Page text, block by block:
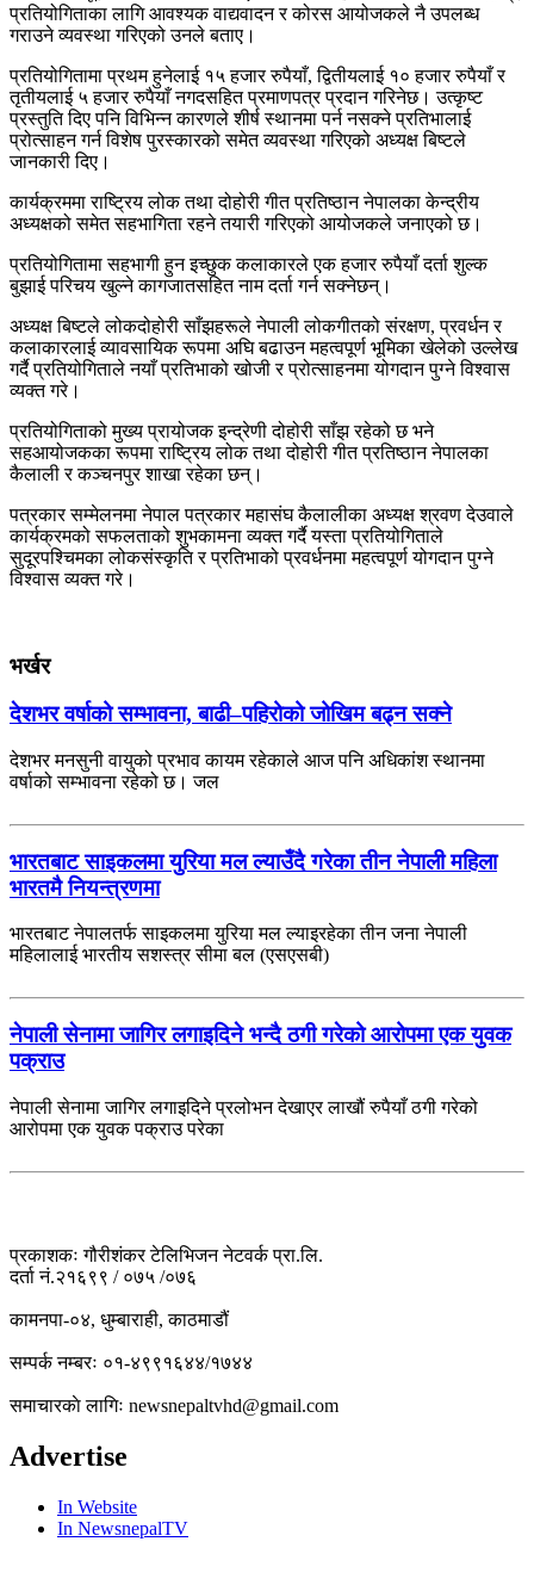
प्रतियोगिताका लागि आवश्यक वाद्यवादन र कोरस आयोजकले नै उपलब्ध
गराउने व्यवस्था गरिएको उनले बताए।
प्रतियोगितामा प्रथम हुनेलाई १५ हजार रुपैयाँ, द्वितीयलाई १० हजार रुपैयाँ र
तृतीयलाई ५ हजार रुपैयाँ नगदसहित प्रमाणपत्र प्रदान गरिनेछ। उत्कृष्ट
प्रस्तुति दिए पनि विभिन्न कारणले शीर्ष स्थानमा पर्न नसक्ने प्रतिभालाई
प्रोत्साहन गर्न विशेष पुरस्कारको समेत व्यवस्था गरिएको अध्यक्ष बिष्टले
जानकारी दिए।
कार्यक्रममा राष्ट्रिय लोक तथा दोहोरी गीत प्रतिष्ठान नेपालका केन्द्रीय
अध्यक्षको समेत सहभागिता रहने तयारी गरिएको आयोजकले जनाएको छ।
प्रतियोगितामा सहभागी हुन इच्छुक कलाकारले एक हजार रुपैयाँ दर्ता शुल्क
बुझाई परिचय खुल्ने कागजातसहित नाम दर्ता गर्न सक्नेछन्।
अध्यक्ष बिष्टले लोकदोहोरी साँझहरूले नेपाली लोकगीतको संरक्षण, प्रवर्धन र
कलाकारलाई व्यावसायिक रूपमा अघि बढाउन महत्वपूर्ण भूमिका खेलेको उल्लेख
गर्दै प्रतियोगिताले नयाँ प्रतिभाको खोजी र प्रोत्साहनमा योगदान पुग्ने विश्वास
व्यक्त गरे।
प्रतियोगिताको मुख्य प्रायोजक इन्द्रेणी दोहोरी साँझ रहेको छ भने
सहआयोजकका रूपमा राष्ट्रिय लोक तथा दोहोरी गीत प्रतिष्ठान नेपालका
कैलाली र कञ्चनपुर शाखा रहेका छन्।
पत्रकार सम्मेलनमा नेपाल पत्रकार महासंघ कैलालीका अध्यक्ष श्रवण देउवाले
कार्यक्रमको सफलताको शुभकामना व्यक्त गर्दै यस्ता प्रतियोगिताले
सुदूरपश्चिमका लोकसंस्कृति र प्रतिभाको प्रवर्धनमा महत्वपूर्ण योगदान पुग्ने
विश्वास व्यक्त गरे।
भर्खर
देशभर वर्षाको सम्भावना, बाढी–पहिरोको जोखिम बढ्न सक्ने
देशभर मनसुनी वायुको प्रभाव कायम रहेकाले आज पनि अधिकांश स्थानमा
वर्षाको सम्भावना रहेको छ। जल
भारतबाट साइकलमा युरिया मल ल्याउँदै गरेका तीन नेपाली महिला
भारतमै नियन्त्रणमा
भारतबाट नेपालतर्फ साइकलमा युरिया मल ल्याइरहेका तीन जना नेपाली
महिलालाई भारतीय सशस्त्र सीमा बल (एसएसबी)
नेपाली सेनामा जागिर लगाइदिने भन्दै ठगी गरेको आरोपमा एक युवक
पक्राउ
नेपाली सेनामा जागिर लगाइदिने प्रलोभन देखाएर लाखौं रुपैयाँ ठगी गरेको
आरोपमा एक युवक पक्राउ परेका
प्रकाशकः गौरीशंकर टेलिभिजन नेटवर्क प्रा.लि.
दर्ता नं.२१६९९ / ०७५ /०७६
कामनपा-०४, धुम्बाराही, काठमाडौं
सम्पर्क नम्बरः ०१-४९९१६४४/१७४४
समाचारकाे लागिः newsnepaltvhd@gmail.com
Advertise
In Website
In NewsnepalTV